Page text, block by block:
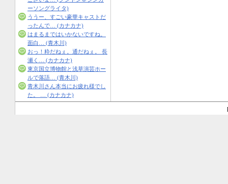
ーソングライタ)
ううー、すごい豪華キャストだ
ったんで… (カナカナ)
はまるまではいかないですね。
面白… (青木川)
おっ！粋だねぇ。通だねぇ。 長
瀬く… (カナカナ)
東京国立博物館と浅草演芸ホー
ルで落語… (青木川)
青木川さん本当にお疲れ様でし
た。 … (カナカナ)